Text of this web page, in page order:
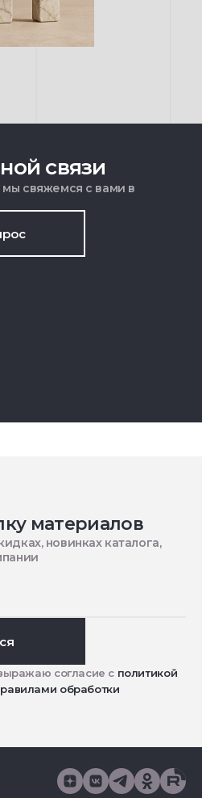
связи
свяжемся с вами в
материалов
новинках каталога,
согласие с политикой
обработки